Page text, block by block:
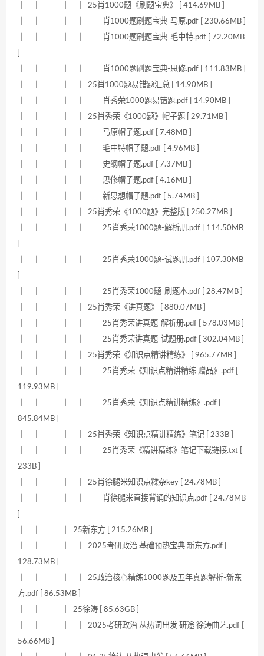
｜ ｜ ｜ ｜ ｜ 25肖1000题《刷题宝典》 [ 414.69MB ]
｜ ｜ ｜ ｜ ｜ ｜ 肖1000题刷题宝典-马原.pdf [ 230.66MB ]
｜ ｜ ｜ ｜ ｜ ｜ 肖1000题刷题宝典-毛中特.pdf [ 72.20MB
｜ ｜ ｜ ｜ ｜ ｜ 肖1000题刷题宝典-思修.pdf [ 111.83MB ]
｜ ｜ ｜ ｜ ｜ 25肖1000题易错题汇总 [ 14.90MB ]
｜ ｜ ｜ ｜ ｜ ｜ 肖秀荣1000题易错题.pdf [ 14.90MB ]
｜ ｜ ｜ ｜ ｜ 25肖秀荣《1000题》帽子题 [ 29.71MB ]
｜ ｜ ｜ ｜ ｜ ｜ 马原帽子题.pdf [ 7.48MB ]
｜ ｜ ｜ ｜ ｜ ｜ 毛中特帽子题.pdf [ 4.96MB ]
｜ ｜ ｜ ｜ ｜ ｜ 史纲帽子题.pdf [ 7.37MB ]
｜ ｜ ｜ ｜ ｜ ｜ 思修帽子题.pdf [ 4.16MB ]
｜ ｜ ｜ ｜ ｜ ｜ 新思想帽子题.pdf [ 5.74MB ]
｜ ｜ ｜ ｜ ｜ 25肖秀荣《1000题》完整版 [ 250.27MB ]
｜ ｜ ｜ ｜ ｜ ｜ 25肖秀荣1000题-解析册.pdf [ 114.50MB
｜ ｜ ｜ ｜ ｜ ｜ 25肖秀荣1000题-试题册.pdf [ 107.30MB
｜ ｜ ｜ ｜ ｜ ｜ 25肖秀荣1000题-刷题本.pdf [ 28.47MB ]
｜ ｜ ｜ ｜ ｜ 25肖秀荣《讲真题》 [ 880.07MB ]
｜ ｜ ｜ ｜ ｜ ｜ 25肖秀荣讲真题-解析册.pdf [ 578.03MB ]
｜ ｜ ｜ ｜ ｜ ｜ 25肖秀荣讲真题-试题册.pdf [ 302.04MB ]
｜ ｜ ｜ ｜ ｜ 25肖秀荣《知识点精讲精练》 [ 965.77MB ]
｜ ｜ ｜ ｜ ｜ ｜ 25肖秀荣《知识点精讲精练 赠品》.pdf [
119.93MB ]
｜ ｜ ｜ ｜ ｜ ｜ 25肖秀荣《知识点精讲精练》.pdf [
845.84MB ]
｜ ｜ ｜ ｜ ｜ 25肖秀荣《知识点精讲精练》笔记 [ 233B ]
｜ ｜ ｜ ｜ ｜ ｜ 25肖秀荣《精讲精练》笔记下载链接.txt [
233B ]
｜ ｜ ｜ ｜ ｜ 25肖徐腿米知识点糅杂key [ 24.78MB ]
｜ ｜ ｜ ｜ ｜ ｜ 肖徐腿米直接背诵的知识点.pdf [ 24.78MB
｜ ｜ ｜ ｜ 25新东方 [ 215.26MB ]
｜ ｜ ｜ ｜ ｜ 2025考研政治 基础预热宝典 新东方.pdf [
128.73MB ]
｜ ｜ ｜ ｜ ｜ 25政治核心精练1000题及五年真题解析-新东
方.pdf [ 86.53MB ]
｜ ｜ ｜ ｜ 25徐涛 [ 85.63GB ]
｜ ｜ ｜ ｜ ｜ 2025考研政治 从热词出发 研途 徐涛曲艺.pdf [
56.66MB ]